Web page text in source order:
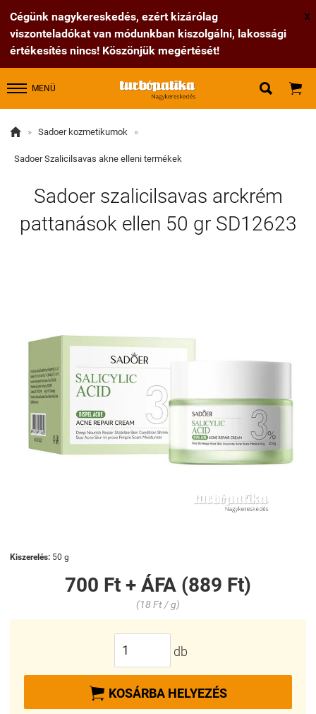
Cégünk nagykereskedés, ezért kizárólag
viszonteladókat van módunkban kiszolgálni, lakossági
értékesítés nincs! Köszönjük megértését!
X
MENÜ  
 » Sadoer kozmetikumok »
Sadoer Szalicilsavas akne elleni termékek
Sadoer szalicilsavas arckrém
pattanások ellen 50 gr SD12623
Kiszerelés: 50 g
700 Ft + ÁFA (889 Ft)
(18 Ft / g)
db
 KOSÁRBA HELYEZÉS